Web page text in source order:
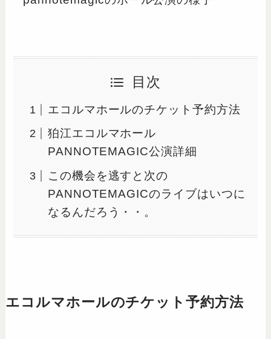
目次
エコルマホールのチケット予約方法
狛江エコルマホール
PANNOTEMAGIC公演詳細
この機会を逃すと次の
PANNOTEMAGICのライブはいつに
なるんだろう・・。
エコルマホールのチケット予約方法